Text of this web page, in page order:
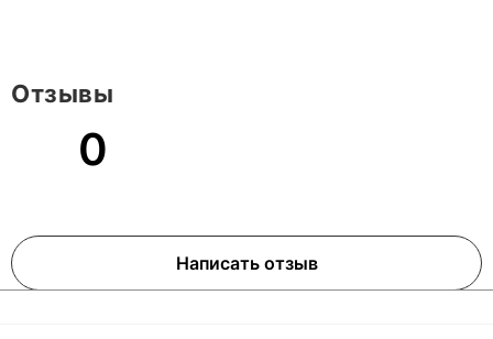
0
Написать отзыв
Отзывы